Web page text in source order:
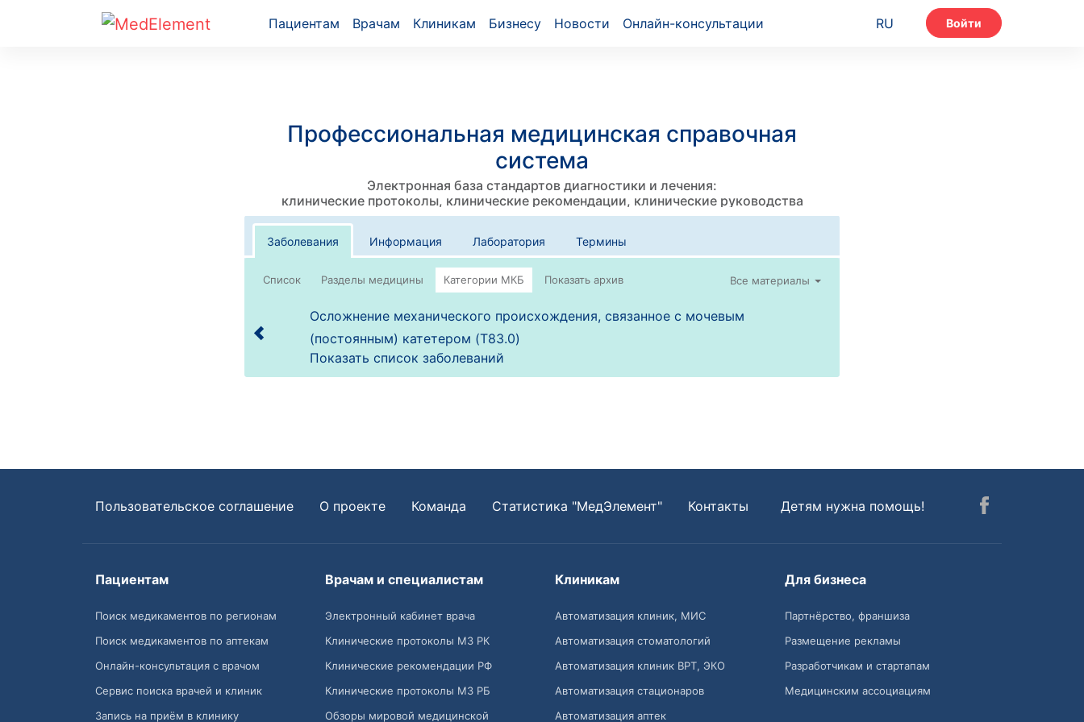
Пациентам Врачам Клиникам Бизнесу Новости Онлайн-консультации RU Войти
Профессиональная медицинская справочная
система
Электронная база стандартов диагностики и лечения:
клинические протоколы, клинические рекомендации, клинические руководства
Заболевания Информация Лаборатория Термины
Список Все материалы
Осложнение механического происхождения, связанное с мочевым
(постоянным) катетером (T83.0)
Показать список заболеваний
Пользовательское соглашение О проекте Команда Статистика "МедЭлемент" Контакты Детям нужна помощь!
Пациентам
Поиск медикаментов по регионам
Поиск медикаментов по аптекам
Онлайн-консультация с врачом
Сервис поиска врачей и клиник
Запись на приём в клинику
Врачам и специалистам
Электронный кабинет врача
Клинические протоколы МЗ РК
Клинические рекомендации РФ
Клинические протоколы МЗ РБ
Обзоры мировой медицинской
Клиникам
Автоматизация клиник, МИС
Автоматизация стоматологий
Автоматизация клиник ВРТ, ЭКО
Автоматизация стационаров
Автоматизация аптек
Для бизнеса
Партнёрство, франшиза
Размещение рекламы
Разработчикам и стартапам
Медицинским ассоциациям